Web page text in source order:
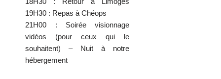
19H30 : Repas à Chéops
21H00 : Soirée visionnage
vidéos (pour ceux qui le
souhaitent) – Nuit à notre
hébergement